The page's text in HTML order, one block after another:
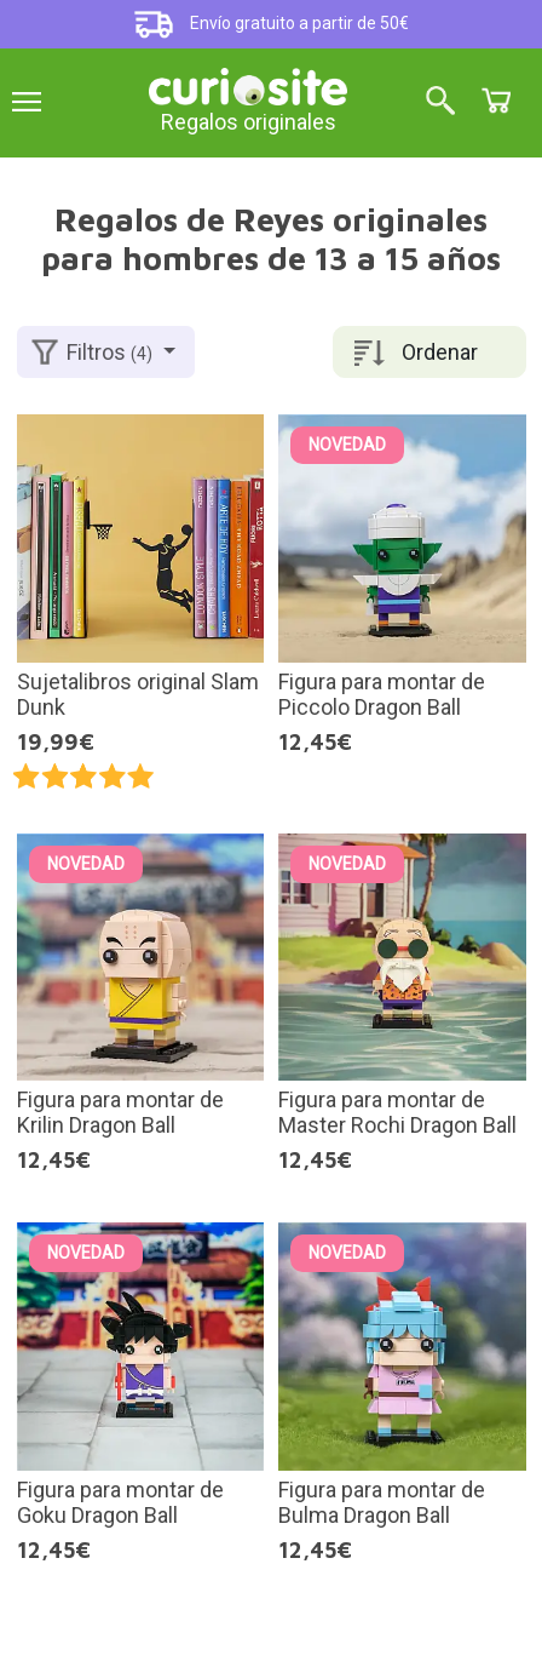
Envío gratuito a partir de 50€
Regalos originales
Regalos de Reyes originales
para hombres de 13 a 15 años
Ordenar
Filtros(4)
Sujetalibros original Slam
Dunk
19,99€
NOVEDAD
Figura para montar de
Piccolo Dragon Ball
12,45€
NOVEDAD
Figura para montar de
Krilin Dragon Ball
12,45€
NOVEDAD
Figura para montar de
Master Rochi Dragon Ball
12,45€
NOVEDAD
Figura para montar de
Goku Dragon Ball
12,45€
NOVEDAD
Figura para montar de
Bulma Dragon Ball
12,45€